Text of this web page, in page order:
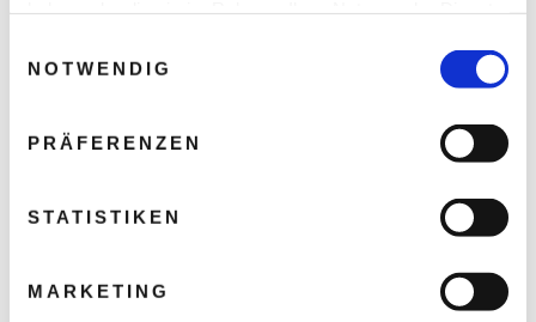
NOTWENDIG
PRÄFERENZEN
STATISTIKEN
MARKETING